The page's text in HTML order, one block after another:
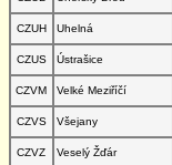
CZUH
Uhelná
CZUS
Ústrašice
CZVM
Velké Meziříčí
CZVS
Všejany
CZVZ
Veselý Žďár